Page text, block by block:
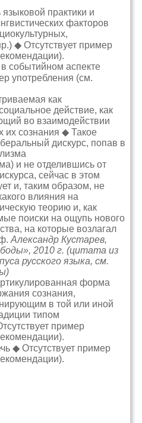
языковой практики и
факторов
◆ Отсутствует пример
в событийном аспекте
употребления (см.
как
действие, как
во взаимодействии
их сознания ◆ Такое
дискурс, попав в
и не отделившись от
сейчас в этом
и, таким образом, не
влияния на
теорию и, как
поиски на ощупь нового
на которые возлагал
Александр Кустарев,
2010 г. (цитата из
русского языка, см.
форма
сознания,
в той или иной
типом
пример
◆ Отсутствует пример